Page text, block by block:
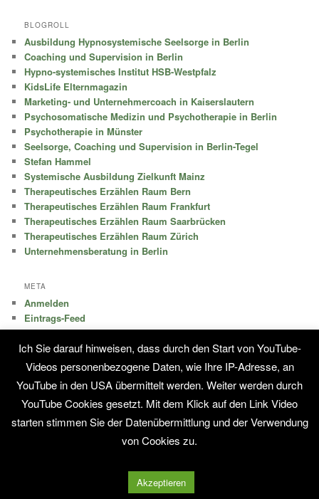
BLOGROLL
Ausbildung Hypnosystemische Seelsorge in Berlin
Coaching und Supervision in Berlin
Hypno-systemisches Institut HSB-Westpfalz
KidsLife Elternmagazin
Marketing- und Unternehmercoach in Kaiserslautern
Psychosomatische Medizin und Psychotherapie in Berlin
Psychotherapie in Münster
Seelsorge, Coaching und Supervision in Berlin-Tegel
Stefan Hammel
Systemische Ausbildung Zielkunft Mainz
Therapeutisches Erzählen Raum Bern
Therapeutisches Erzählen Raum Frankfurt
Therapeutisches Erzählen Raum Saarbrücken
Therapeutisches Erzählen Raum Zürich
Unternehmensberatung in Berlin
META
Anmelden
Eintrags-Feed
Kommentar-Feed
WordPress.org
KONTAKT
Impressum
Ich Sie darauf hinweisen, dass durch den Start von YouTube-
Videos personenbezogene Daten, wie Ihre IP-Adresse, an
YouTube in den USA übermittelt werden. Weiter werden durch
YouTube Cookies gesetzt. Mit dem Klick auf den Link Video
starten stimmen Sie der Datenübermittlung und der Verwendung
von Cookies zu.
Akzeptieren